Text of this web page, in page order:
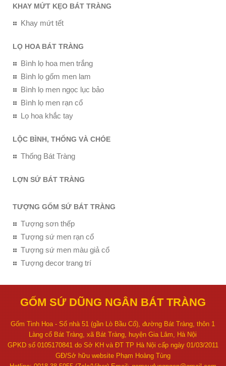
KHAY MỨT KẸO BÁT TRÀNG
Khay mứt tết
LỌ HOA BÁT TRÀNG
Bình lọ hoa men trắng
Bình lọ gốm men lam
Bình lọ men ngọc lục bảo
Bình lọ men rạn cổ
Lọ hoa khắc tay
LỘC BÌNH, THỐNG VÀ CHÓE
Thống Bát Tràng
LỢN SỨ BÁT TRÀNG
TƯỢNG GỐM SỨ BÁT TRÀNG
Tượng sơn thếp
Tượng sứ men rạn cổ
Tượng sứ men màu giả cổ
Tượng decor trang trí
GỐM SỨ DŨNG NGÂN BÁT TRÀNG
Gốm Tinh Hoa - Số nhà 51 (gần Lò Bầu Cổ), đường Bát Tràng, thôn 1
Làng cổ Bát Tràng, xã Bát Tràng, huyện Gia Lâm, Hà Nội
GPKD số 0105170841 do Sở KH và ĐT TP Hà Nội cấp ngày 01/03/2011
GĐ/Sở hữu website Phạm Hoàng Tùng